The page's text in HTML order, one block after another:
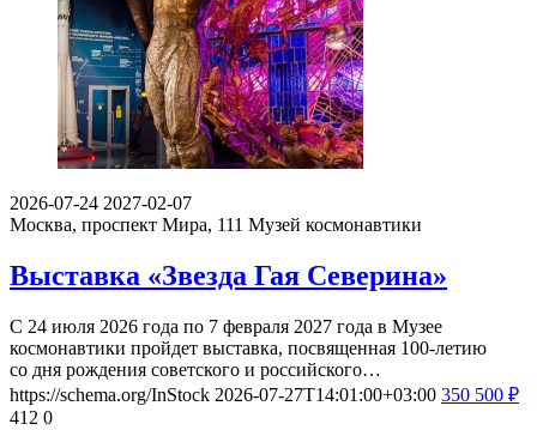
2026-07-24 2027-02-07
Москва, проспект Мира, 111 Музей космонавтики
Выставка «Звезда Гая Северина»
С 24 июля 2026 года по 7 февраля 2027 года в Музее
космонавтики пройдет выставка, посвященная 100-летию
со дня рождения советского и российского…
https://schema.org/InStock 2026-07-27T14:01:00+03:00 350 500 ₽
412 0